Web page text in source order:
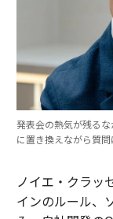
発表会の熱気が残る
に置き換えながら質問
ノイエ・クラッ
インのルール、